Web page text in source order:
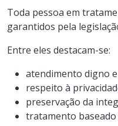
Toda pessoa em
garantidos pela
Entre eles destacam-se:
atendimento digno
respeito à
preservação da
tratamento